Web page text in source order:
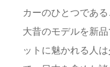
カーのひとつであ
大昔のモデルを新
ットに魅かれる人